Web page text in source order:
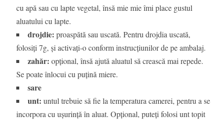
cu apă sau cu lapte vegetal, însă mie mie îmi place gustul
aluatului cu lapte.
drojdie: proaspătă sau uscată. Pentru drojdia uscată,
folosiți 7g, și activați-o conform instrucțiunilor de pe ambalaj.
zahăr: opțional, însă ajută aluatul să crească mai repede.
Se poate înlocui cu puțină miere.
sare
unt: untul trebuie să fie la temperatura camerei, pentru a se
incorpora cu ușurință în aluat. Opțional, puteți folosi unt topit